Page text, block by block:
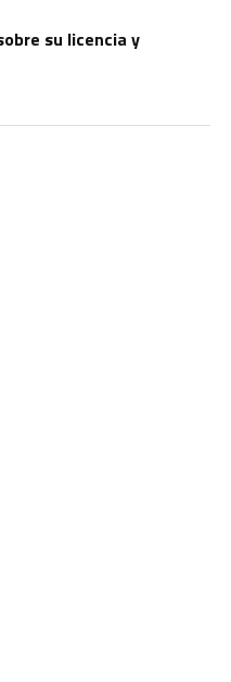
su licencia y